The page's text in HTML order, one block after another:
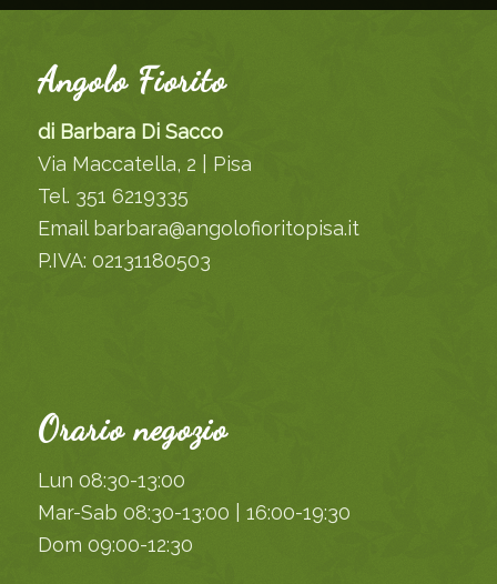
Angolo Fiorito
di Barbara Di Sacco
Via Maccatella, 2 | Pisa
Tel. 351 6219335
Email barbara@angolofioritopisa.it
P.IVA: 02131180503
Orario negozio
Lun 08:30-13:00
Mar-Sab 08:30-13:00 | 16:00-19:30
Dom 09:00-12:30